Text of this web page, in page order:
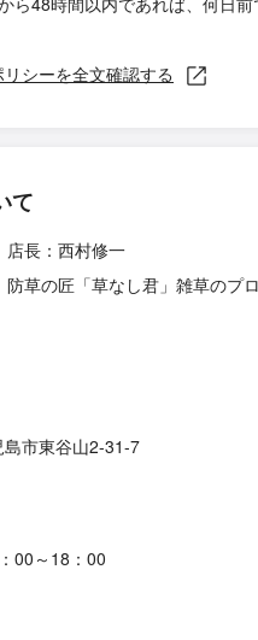
シーを全文確認する
て
店長：西村修一
防草の匠「草なし君」雑草のプ
島市東谷山2-31-7
00～18：00